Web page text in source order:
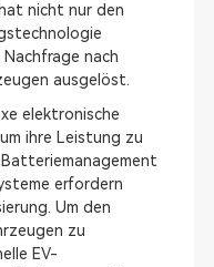
nicht nur den
nach
ausgelöst.
elektronische
ihre Leistung zu
erfordern
Um den
zu
EV-